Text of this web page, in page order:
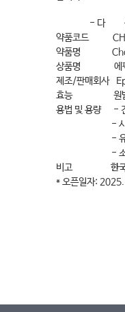
- 다
약품코드
약품명
상품명 에픽콜
제조/판매회사
효능 원발성 고
용법 및 용량 - 건
- 시작용량 :
- 유지용량 :
- 소아:
비고 한
* 오픈일자: